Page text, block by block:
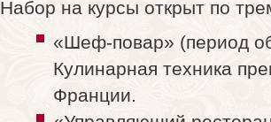
Набор на курсы открыт по
«Шеф-повар» (период
Кулинарная техника
Франции.